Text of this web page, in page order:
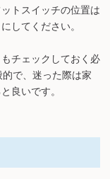
トスイッチの位置は
してください。
チェックしておく必
で、迷った際は家
良いです。